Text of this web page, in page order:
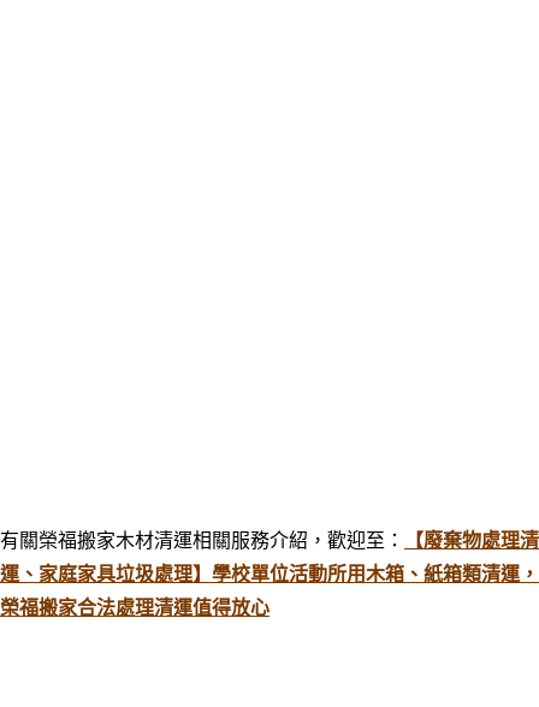
有關榮福搬家木材清運相關服務介紹，歡迎至：
【廢棄物處理清
運、家庭家具垃圾處理】學校單位活動所用木箱、紙箱類清運，
榮福搬家合法處理清運值得放心